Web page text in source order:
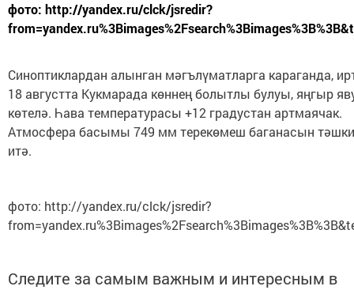
фото: http://yandex.ru/clck/jsredir?
Синоптиклардан алынган мәгълүматларга караганда,
18 августта Кукмарада көннең болытлы булуы, яңгыр
көтелә. Һава температурасы +12 градустан артмаячак.
Атмосфера басымы 749 мм терекөмеш баганасын
итә.
фото: http://yandex.ru/clck/jsredir?
Следите за самым важным и интересным в